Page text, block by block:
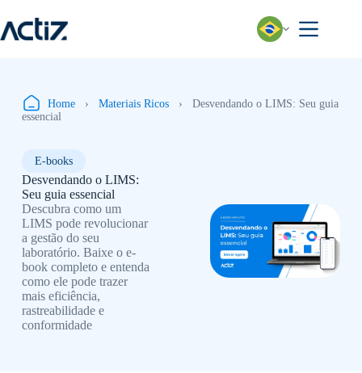
para
o
Home › Materiais Ricos ›
Desvendando o LIMS: Seu guia
essencial
E-books
Desvendando o LIMS:
Seu guia essencial
Descubra como um
LIMS pode revolucionar
a gestão do seu
laboratório. Baixe o e-
book completo e entenda
como ele pode trazer
mais eficiência,
rastreabilidade e
conformidade